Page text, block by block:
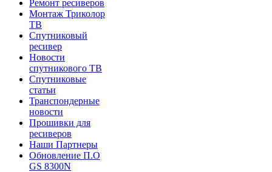
Ремонт ресиверов
Монтаж Триколор
ТВ
Спутниковый
ресивер
Новости
спутникового ТВ
Спутниковые
статьи
Транспондерные
новости
Прошивки для
ресиверов
Наши Партнеры
Обновление П.О
GS 8300N